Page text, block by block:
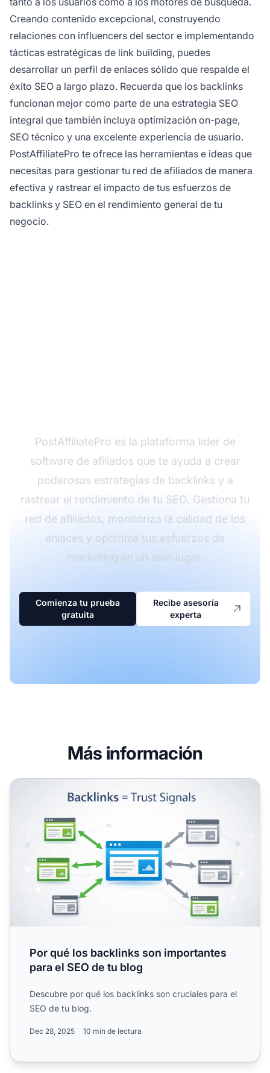
Creando contenido excepcional, construyendo
relaciones con influencers del sector e implementando
tácticas estratégicas de link building, puedes
desarrollar un perfil de enlaces sólido que respalde el
éxito SEO a largo plazo. Recuerda que los backlinks
funcionan mejor como parte de una estrategia SEO
integral que también incluya optimización on-page,
SEO técnico y una excelente experiencia de usuario.
PostAffiliatePro te ofrece las herramientas e ideas que
necesitas para gestionar tu red de afiliados de manera
efectiva y rastrear el impacto de tus esfuerzos de
backlinks y SEO en el rendimiento general de tu
negocio.
PostAffiliatePro es la plataforma líder de
software de afiliados que te ayuda a crear
poderosas estrategias de backlinks y a
rastrear el rendimiento de tu SEO. Gestiona tu
red de afiliados, monitoriza la calidad de los
enlaces y optimiza tus esfuerzos de
marketing en un solo lugar.
Comienza tu prueba
gratuita
Recibe asesoría
experta
Más información
Por qué los backlinks son importantes para el SEO de tu
Por qué los backlinks son importantes
para el SEO de tu blog
Descubre por qué los backlinks son cruciales para el
SEO de tu blog.
Dec 28, 2025 10 min de lectura